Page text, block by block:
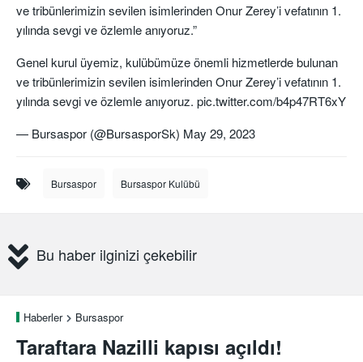
ve tribünlerimizin sevilen isimlerinden Onur Zerey’i vefatının 1.
yılında sevgi ve özlemle anıyoruz.”
Genel kurul üyemiz, kulübümüze önemli hizmetlerde bulunan
ve tribünlerimizin sevilen isimlerinden Onur Zerey’i vefatının 1.
yılında sevgi ve özlemle anıyoruz. pic.twitter.com/b4p47RT6xY
— Bursaspor (@BursasporSk) May 29, 2023
Bursaspor Bursaspor Kulübü
Bu haber ilginizi çekebilir
Haberler Bursaspor
Taraftara Nazilli kapısı açıldı!